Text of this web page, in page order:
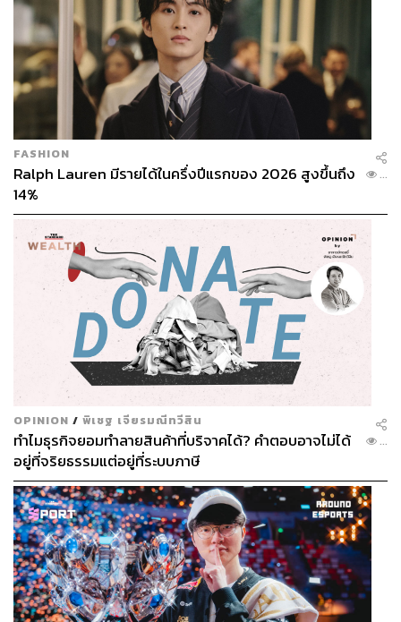
FASHION
Ralph Lauren มีรายได้ในครึ่งปีแรกของ 2026 สูงขึ้นถึง
14%
...
OPINION / พิเชฐ เจียรมณีทวีสิน
ทำไมธุรกิจยอมทำลายสินค้าที่บริจาคได้? คำตอบอาจไม่ได้
อยู่ที่จริยธรรมแต่อยู่ที่ระบบภาษี
...